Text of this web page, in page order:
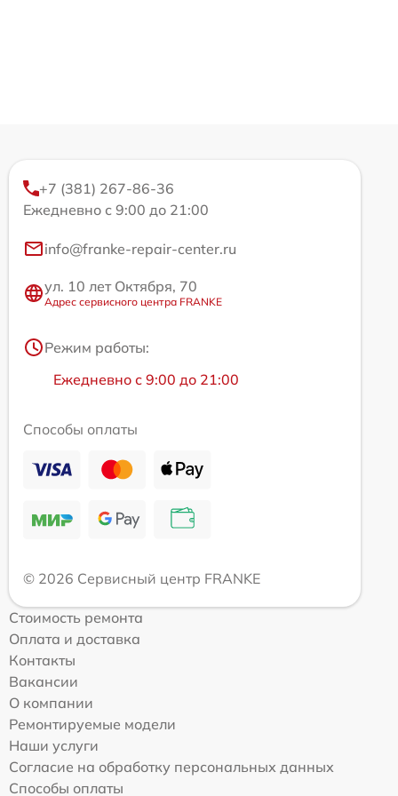
+7 (381) 267-86-36
Ежедневно с 9:00 до 21:00
info@franke-repair-center.ru
ул. 10 лет Октября, 70
Адрес сервисного центра FRANKE
Режим работы:
Ежедневно с 9:00 до 21:00
Способы оплаты
© 2026 Сервисный центр FRANKE
Стоимость ремонта
Оплата и доставка
Контакты
Вакансии
О компании
Ремонтируемые модели
Наши услуги
Согласие на обработку персональных данных
Способы оплаты